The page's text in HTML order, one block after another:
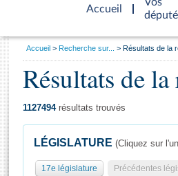
Accueil
d'accueil
Général
Vous
Accueil Recherche sur... Résultats de la
Résultats de la
1127494résultats trouvés
LÉGISLATURE (Cliquez sur
17e législature Précédentes